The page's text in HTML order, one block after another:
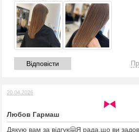
Відповісти
20.04.2026
Любов Гармаш
Дякую вам за відгук🤗Я рада,що ви